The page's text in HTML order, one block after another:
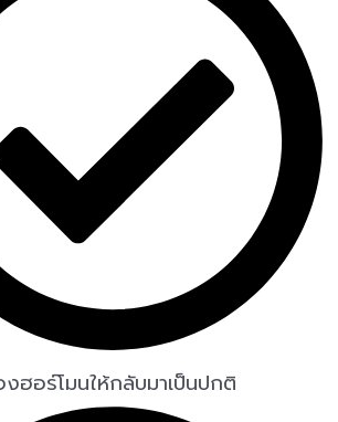
ฮอร์โมนให้กลับมาเป็นปกติ